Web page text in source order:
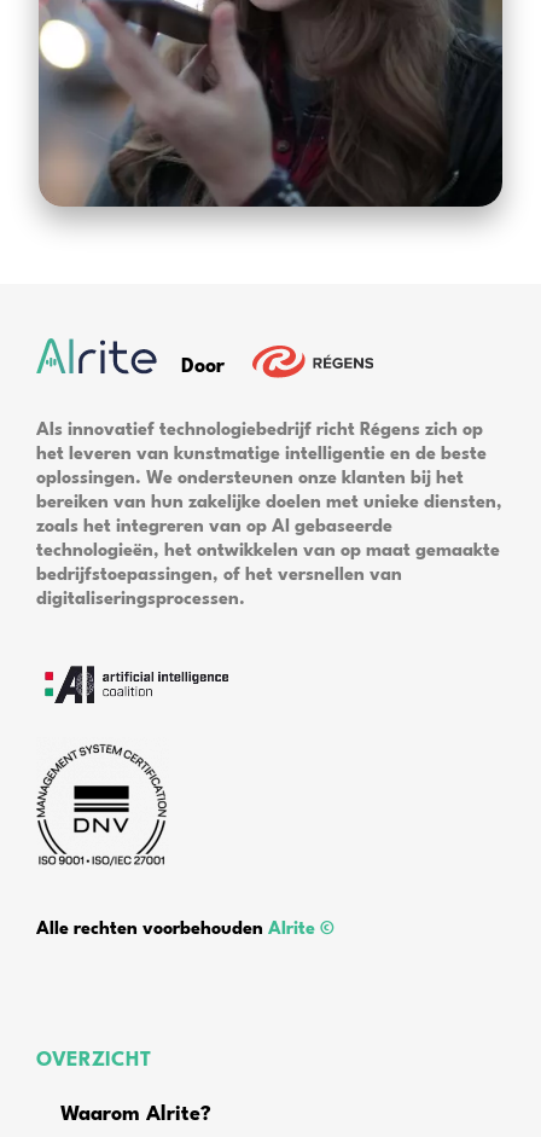
Door
Als innovatief technologiebedrijf richt Régens zich op
het leveren van kunstmatige intelligentie en de beste
oplossingen. We ondersteunen onze klanten bij het
bereiken van hun zakelijke doelen met unieke diensten,
zoals het integreren van op AI gebaseerde
technologieën, het ontwikkelen van op maat gemaakte
bedrijfstoepassingen, of het versnellen van
digitaliseringsprocessen.
Alle rechten voorbehouden Alrite ©
OVERZICHT
Waarom Alrite?